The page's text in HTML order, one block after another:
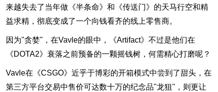
来越失去了当年做《半条命》和《传送门》的天马行空和精
益求精，彻底变成了一个向钱看齐的线上零售商。
因为"贪婪"，在Vavle的眼中，《Artifact》不过是他们在
《DOTA2》衰落之前预备的一颗摇钱树，何需精心打磨呢？
Vavle在《CSGO》近乎于博彩的开箱模式中尝到了甜头，在
第三方平台交易中售价可达数十万的纪念品"龙狙"，则更让